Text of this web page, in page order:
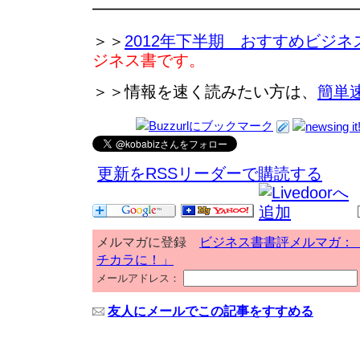
＞＞ 2012年下半期 おすすめビジネ
ジネス書です。
＞＞情報を速く読みたい方は、 簡単
更新をRSSリーダーで購読する
メルマガに登録
ビジネス書書評メルマガ：
チカラに！」
メールアドレス：
友人にメールでこの記事をすすめる